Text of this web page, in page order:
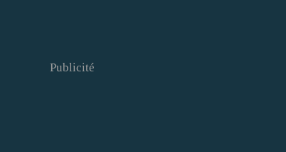
Publicité